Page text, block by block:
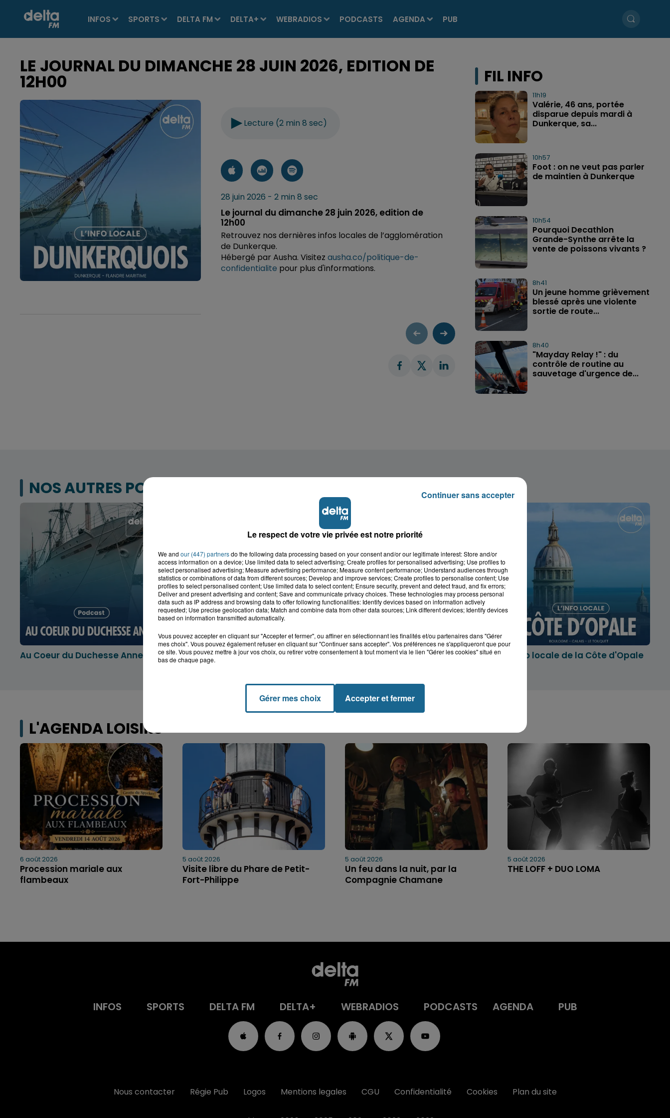
INFOS SPORTS DELTA FM DELTA+ WEBRADIOS PODCASTS AGENDA PUB
LE JOURNAL DU DIMANCHE 28 JUIN 2026, EDITION DE
12H00
Lecture (2 min 8 sec)
28 juin 2026 - 2 min 8 sec
Le journal du dimanche 28 juin 2026, edition de
12h00
Retrouvez nos dernières infos locales de l’agglomération
de Dunkerque.
Hébergé par Ausha. Visitez ausha.co/politique-de-
confidentialite pour plus d'informations.
FIL INFO
11h19
Valérie, 46 ans, portée
disparue depuis mardi à
Dunkerque, sa...
10h57
Foot : on ne veut pas parler
de maintien à Dunkerque
10h54
Pourquoi Decathlon
Grande-Synthe arrête la
vente de poissons vivants ?
8h41
Un jeune homme grièvement
blessé après une violente
sortie de route...
8h40
"Mayday Relay !" : du
contrôle de routine au
sauvetage d'urgence de...
NOS AUTRES PODCASTS
Au Coeur du Duchesse Anne
L'info locale dans le
Dunkerquois
L'info locale de l'Audomarois L'info locale de la Côte d'Opale
L'AGENDA LOISIRS
6 août 2026
Procession mariale aux
flambeaux
5 août 2026
Visite libre du Phare de Petit-
Fort-Philippe
5 août 2026
Un feu dans la nuit, par la
Compagnie Chamane
5 août 2026
THE LOFF + DUO LOMA
INFOS SPORTS DELTA FM DELTA+ WEBRADIOS PODCASTS AGENDA PUB
Nous contacter Régie Pub Logos Mentions legales CGU Confidentialité Cookies Plan du site
Le respect de votre vie privée est notre priorité
We and our (447) partnersdo the following data processing based on your consent and/or our legitimate interest: Store and/or
access information on a device; Use limited data to select advertising; Create profiles for personalised advertising; Use profiles to
select personalised advertising; Measure advertising performance; Measure content performance; Understand audiences through
statistics or combinations of data from different sources; Develop and improve services; Create profiles to personalise content; Use
profiles to select personalised content; Use limited data to select content; Ensure security, prevent and detect fraud, and fix errors;
Deliver and present advertising and content; Save and communicate privacy choices. These technologies may process personal
data such as IP address and browsing data to offer following functionalities: Identify devices based on information actively
requested; Use precise geolocation data; Match and combine data from other data sources; Link different devices; Identify devices
based on information transmitted automatically.
Vous pouvez accepter en cliquant sur "Accepter et fermer", ou affiner en sélectionnant les finalités et/ou partenaires dans "Gérer
mes choix". Vous pouvez également refuser en cliquant sur "Continuer sans accepter". Vos préférences ne s'appliqueront que pour
ce site. Vous pouvez mettre à jour vos choix, ou retirer votre consentement à tout moment via le lien "Gérer les cookies" situé en
bas de chaque page.
Gérer mes choix Accepter et fermer
Continuer sans accepter